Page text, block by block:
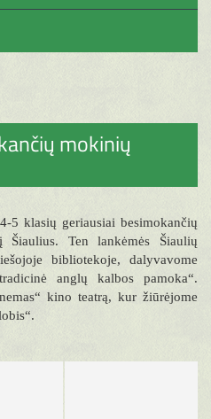
mokinių
5 klasių geriausiai besimokančių
Ten lankėmės Šiaulių
bibliotekoje, dalyvavome
anglų kalbos pamoka“.
kino teatrą, kur žiūrėjome